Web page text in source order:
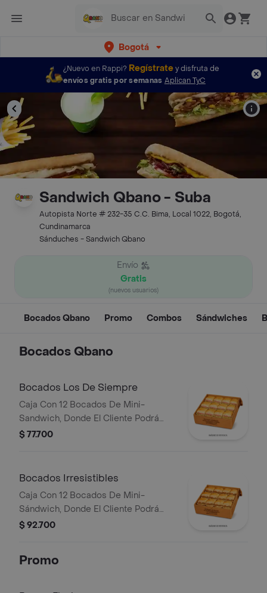
Bogotá
¿Nuevo en Rappi? Regístratey disfruta de
envíos gratis por semanas Aplican TyC
Sandwich Qbano - Suba
Autopista Norte # 232-35 C.C. Bima, Local 1022, Bogotá,
Cundinamarca
Sánduches - Sandwich Qbano
Envío
Gratis
(nuevos usuarios)
Bocados Qbano Promo Combos Sándwiches
Bocados Qbano
Bocados Los De Siempre
Caja Con 12 Bocados De Mini-
Sandwich, Donde El Cliente Podrá
Escoger 3 Sabores Entre Cualquiera
BBQ).
$ 77.700
Bocados Irresistibles
Caja Con 12 Bocados De Mini-
Sándwich, Donde El Cliente Podrá
Escoger 3 Sabores Entre Cualquiera
$ 92.700
Promo